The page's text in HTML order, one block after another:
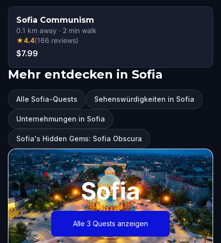
Sofia Communism
0.1 km away · 2 min walk
★4.4(166 reviews)
$7.99
Mehr entdecken in Sofia
Alle Sofia-Quests Sehenswürdigkeiten in Sofia
Unternehmungen in Sofia
Sofia's Hidden Gems: Sofia Obscura
Sofia
Alle 3 Quests anzeigen